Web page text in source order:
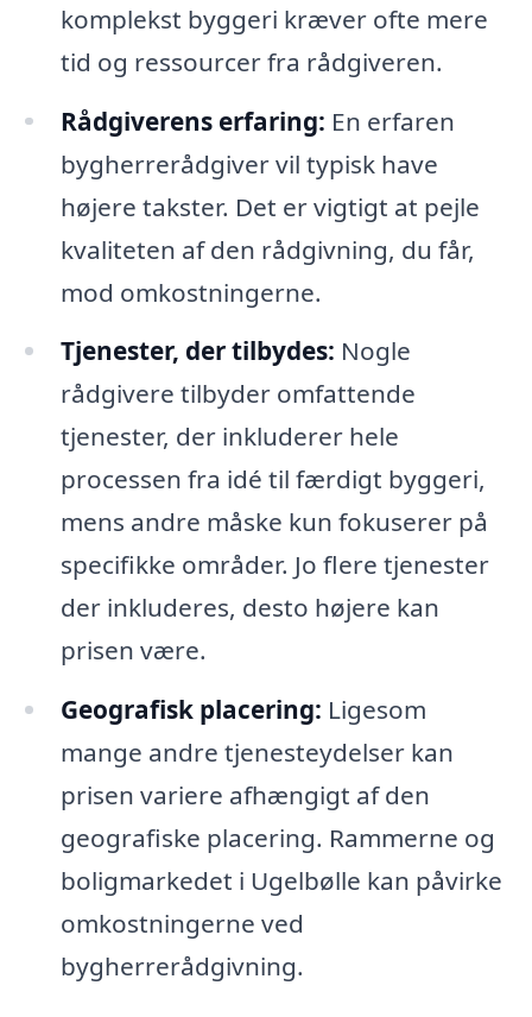
komplekst byggeri kræver ofte mere
tid og ressourcer fra rådgiveren.
Rådgiverens erfaring: En erfaren
bygherrerådgiver vil typisk have
højere takster. Det er vigtigt at pejle
kvaliteten af den rådgivning, du får,
mod omkostningerne.
Tjenester, der tilbydes: Nogle
rådgivere tilbyder omfattende
tjenester, der inkluderer hele
processen fra idé til færdigt byggeri,
mens andre måske kun fokuserer på
specifikke områder. Jo flere tjenester
der inkluderes, desto højere kan
prisen være.
Geografisk placering: Ligesom
mange andre tjenesteydelser kan
prisen variere afhængigt af den
geografiske placering. Rammerne og
boligmarkedet i Ugelbølle kan påvirke
omkostningerne ved
bygherrerådgivning.